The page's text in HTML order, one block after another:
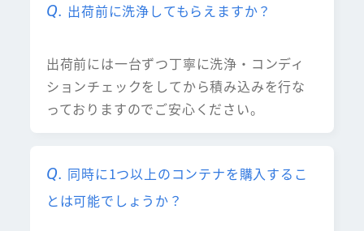
出荷前に洗浄してもらえますか？
出荷前には一台ずつ丁寧に洗浄・コンディ
ションチェックをしてから積み込みを行な
っておりますのでご安心ください。
同時に1つ以上のコンテナを購入するこ
とは可能でしょうか？